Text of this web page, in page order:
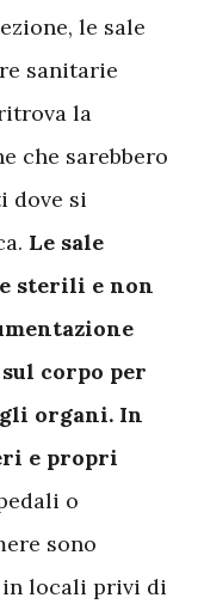
le sale
sanitarie
la
che sarebbero
dove si
Le sale
sterili e non
corpo per
organi. In
e propri
o
sono
locali privi di